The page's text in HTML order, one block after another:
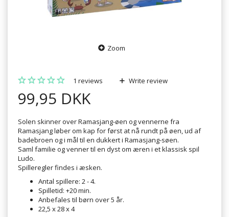
Zoom
1 reviews Write review
99,95 DKK
Solen skinner over Ramasjang-øen og vennerne fra
Ramasjang løber om kap for først at nå rundt på øen, ud af
badebroen og i mål til en dukkert i Ramasjang-søen.
Saml familie og venner til en dyst om æren i et klassisk spil
Ludo.
Spilleregler findes i æsken.
Antal spillere: 2 - 4.
Spilletid: +20 min.
Anbefales til børn over 5 år.
22,5 x 28 x 4